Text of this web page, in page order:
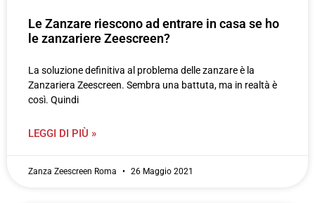
Le Zanzare riescono ad entrare in casa se ho
le zanzariere Zeescreen?
La soluzione definitiva al problema delle zanzare è la
Zanzariera Zeescreen. Sembra una battuta, ma in realtà è
così. Quindi
LEGGI DI PIÙ »
Zanza Zeescreen Roma 26 Maggio 2021